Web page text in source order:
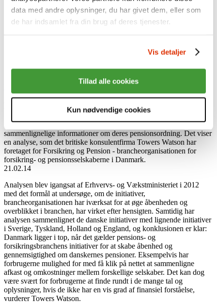
data med andre oplysninger, du har givet dem, eller som
de har indsamlet fra din brug af deres tjenester.
Vis detaljer
Tillad alle cookies
Kun nødvendige cookies
Sådan investerer vi
Ansvarlige investeringer
Afkast
English
Log på Min side med MitID Log på som virksomhed
Den danske pensionsbranche er i front med åbenhed
Danske pensionskunder har gode muligheder for at få relevante og
sammenlignelige informationer om deres pensionsordning. Det viser
en analyse, som det britiske konsulentfirma Towers Watson har
foretaget for Forsikring og Pension - brancheorganisationen for
forsikring- og pensionsselskaberne i Danmark.
21.02.14
Analysen blev igangsat af Erhvervs- og Vækstministeriet i 2012
med det formål at undersøge, om de initiativer,
brancheorganisationen har iværksat for at øge åbenheden og
overblikket i branchen, har virket efter hensigten. Samtidig har
analysen sammenlignet de danske initiativer med lignende initiativer
i Sverige, Tyskland, Holland og England, og konklusionen er klar:
Danmark ligger i top, når det gælder pensions- og
forsikringsbranchens initiativer for at skabe åbenhed og
gennemsigtighed om danskernes pensioner. Eksempelvis har
forbrugerne mulighed for med få klik på nettet at sammenligne
afkast og omkostninger mellem forskellige selskaber. Det kan dog
være svært for forbrugerne at finde rundt i de mange tal og
oplysninger, hvis de ikke har en vis grad af finansiel forståelse,
vurderer Towers Watson.